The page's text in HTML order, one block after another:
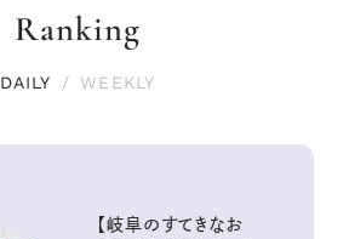
Ranking
DAILY / WEEKLY
【岐阜のすてきなお